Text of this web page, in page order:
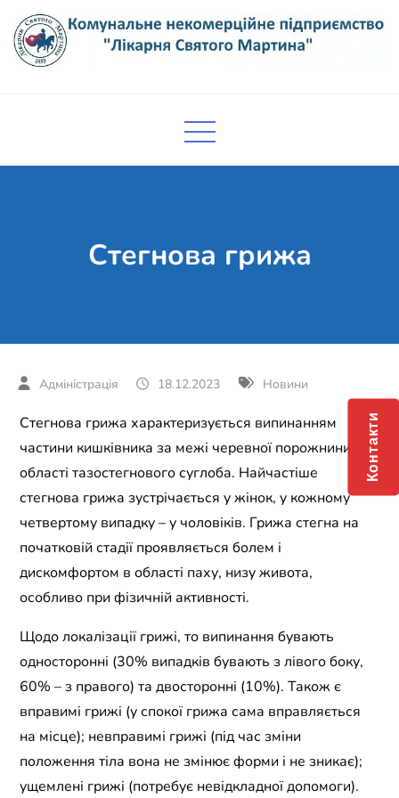
content
підприємство "Лікарня Святого
Стегнова грижа
18.12.2023 Новини
Стегнова грижа характеризується випинанням
частини кишківника за межі черевної порожнини, в
області тазостегнового суглоба. Найчастіше
стегнова грижа зустрічається у жінок, у кожному
четвертому випадку – у чоловіків. Грижа стегна на
початковій стадії проявляється болем і
дискомфортом в області паху, низу живота,
особливо при фізичній активності.
Щодо локалізації грижі, то випинання бувають
односторонні (30% випадків бувають з лівого боку,
60% – з правого) та двосторонні (10%). Також є
вправимі грижі (у спокої грижа сама вправляється
на місце); невправимі грижі (під час зміни
положення тіла вона не змінює форми і не зникає);
ущемлені грижі (потребує невідкладної допомоги).
Контакти